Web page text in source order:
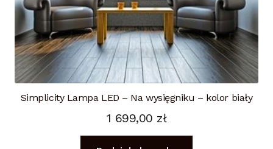
Simplicity Lampa LED – Na wysięgniku – kolor biały
1 699,00 zł